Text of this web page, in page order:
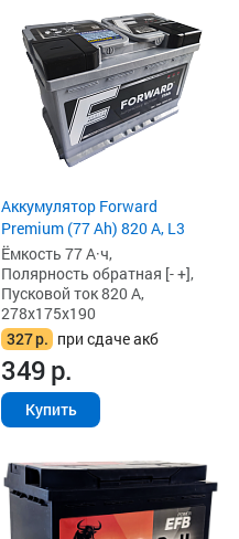
Аккумулятор Forward
Premium (77 Ah) 820 А, L3
Ёмкость 77 А·ч,
Полярность обратная [- +],
Пусковой ток 820 А,
278x175x190
327р. при сдаче акб
349р.
Купить